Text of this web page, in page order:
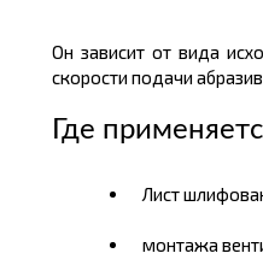
Он зависит от вида
скорости подачи
Где
Лист
монтажа